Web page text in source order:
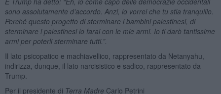
sono assolutamente d’accordo. Anzi, io vorrei che tu stia tranquillo.
Perché questo progetto di sterminare i bambini palestinesi, di
sterminare i palestinesi lo farai con le mie armi. Io ti darò tantissime
armi per poterli sterminare tutti.”.
Il lato psicopatico e machiavellico, rappresentato da Netanyahu,
indirizza, dunque, il lato narcisistico e sadico, rappresentato da
Trump.
Per il presidente di Terra Madre Carlo Petrini